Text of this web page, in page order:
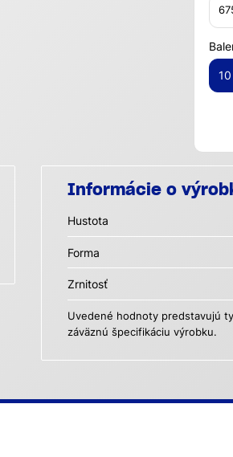
Informácie o
Hustota
Forma
Zrnitosť
Uvedené hodnoty predstavujú
záväznú špecifikáciu výrobku.